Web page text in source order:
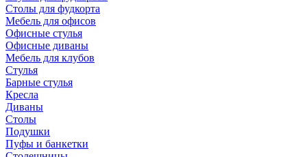
Столы для фудкорта
Мебель для офисов
Офисные стулья
Офисные диваны
Мебель для клубов
Стулья
Барные стулья
Кресла
Диваны
Столы
Подушки
Пуфы и банкетки